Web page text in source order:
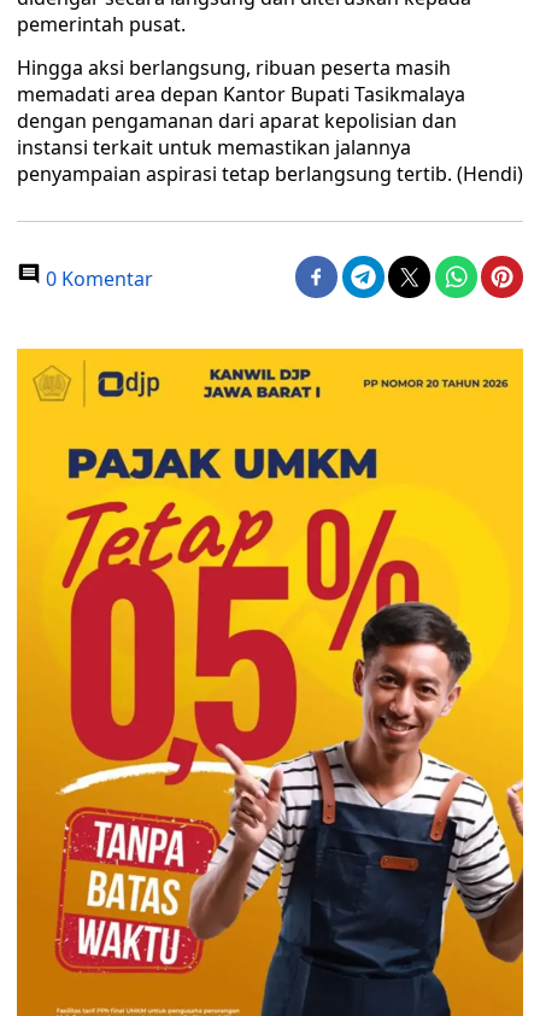
pemerintah pusat.
Hingga aksi berlangsung, ribuan peserta masih
memadati area depan Kantor Bupati Tasikmalaya
dengan pengamanan dari aparat kepolisian dan
instansi terkait untuk memastikan jalannya
penyampaian aspirasi tetap berlangsung tertib. (Hendi)
0 Komentar